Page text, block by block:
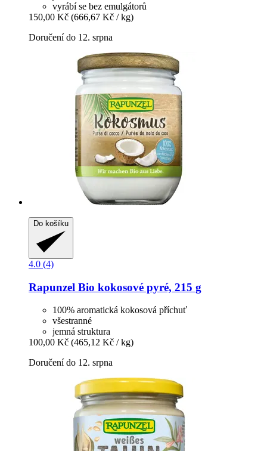
vyrábí se bez emulgátorů
150,00 Kč (666,67 Kč / kg)
Doručení do 12. srpna
Do košíku
4.0 (4)
Rapunzel Bio kokosové pyré, 215 g
100% aromatická kokosová příchuť
všestranné
jemná struktura
100,00 Kč (465,12 Kč / kg)
Doručení do 12. srpna